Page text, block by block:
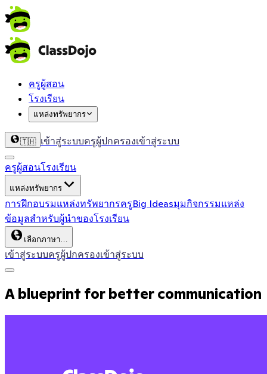
ครูผู้สอน
โรงเรียน
แหล่งทรัพยากร
🇹🇭 เข้าสู่ระบบครูผู้ปกครองเข้าสู่ระบบ
ครูผู้สอนโรงเรียน
แหล่งทรัพยากร
การฝึกอบรมแหล่งทรัพยากรครูBig Ideasมุมกิจกรรมแหล่ง
ข้อมูลสำหรับผู้นำของโรงเรียน
เลือกภาษา…
เข้าสู่ระบบครูผู้ปกครองเข้าสู่ระบบ
A blueprint for better communication